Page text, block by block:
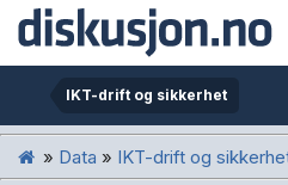
IKT-drift og sikkerhet
» Data » IKT-drift og